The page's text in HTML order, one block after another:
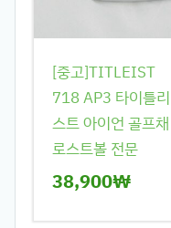
[중고]TITLEIST
718 AP3 타이틀리
스트 아이언 골프채
로스트볼 전문
38,900₩